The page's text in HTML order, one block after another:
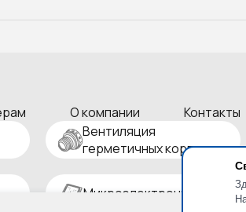
О компании
Контакты
Вентиляция
герметичных корпусов
Микроэлектроника